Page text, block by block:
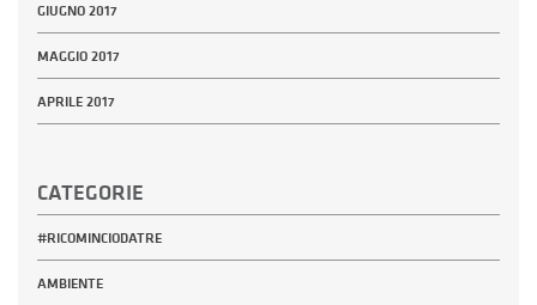
GIUGNO 2017
MAGGIO 2017
APRILE 2017
CATEGORIE
#RICOMINCIODATRE
AMBIENTE